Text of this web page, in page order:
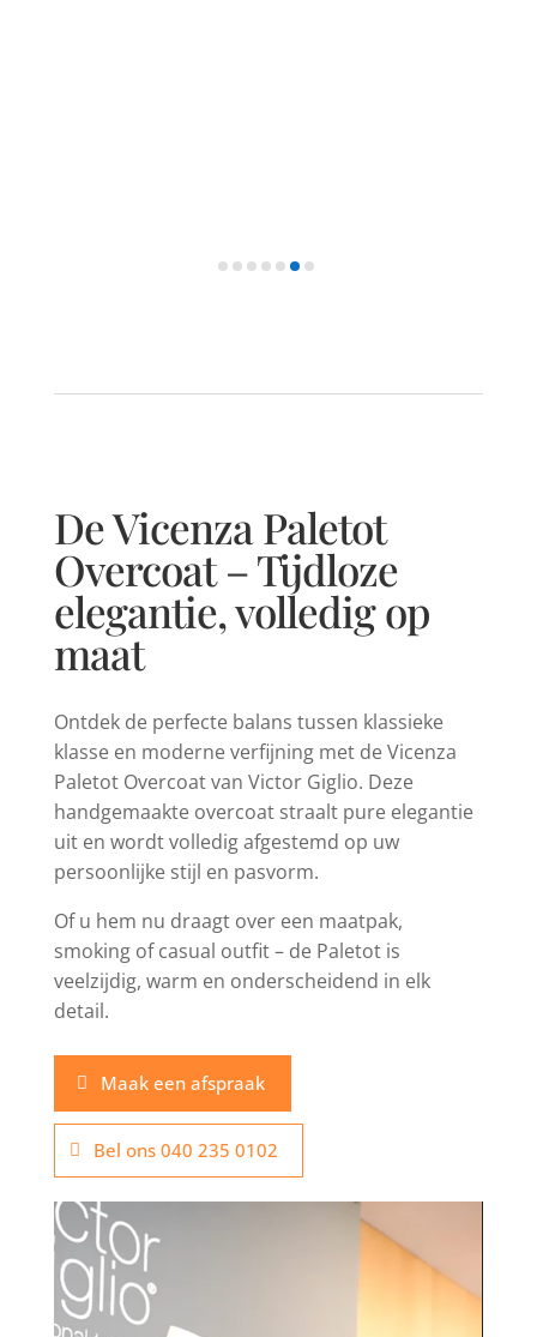
De Vicenza Paletot
Overcoat – Tijdloze
elegantie, volledig op
maat
Ontdek de perfecte balans tussen klassieke
klasse en moderne verfijning met de Vicenza
Paletot Overcoat van Victor Giglio. Deze
handgemaakte overcoat straalt pure elegantie
uit en wordt volledig afgestemd op uw
persoonlijke stijl en pasvorm.
Of u hem nu draagt over een maatpak,
smoking of casual outfit – de Paletot is
veelzijdig, warm en onderscheidend in elk
detail.
Maak een afspraak
Bel ons 040 235 0102
Videospeler